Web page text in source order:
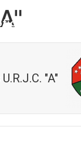
"A"